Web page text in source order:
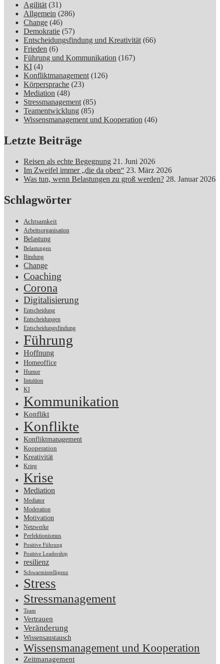
Agilität(31)
Allgemein (286)
Change (46)
Demokratie (57)
Entscheidungsfindung und Kreativität(66)
Frieden (6)
Führung und Kommunikation (167)
KI (4)
Konfliktmanagement(126)
Körpersprache (23)
Mediation (48)
Stressmanagement(85)
Teamentwicklung (85)
Wissensmanagement und Kooperation (46)
Letzte Beiträge
Reisen als echte Begegnung 21. Juni 2026
Im Zweifel immer „die da oben“ 23. März 2026
Was tun, wenn Belastungen zu groß werden? 28. Januar 2026
Schlagwörter
Achtsamkeit
Arbeitsorganisation
Belastung
Belastungen
Bindung
Change
Coaching
Corona
Digitalisierung
Entscheidung
Entscheidungen
Entscheidungsfindung
Führung
Hoffnung
Homeoffice
Humor
Intuition
KI
Kommunikation
Konflikt
Konflikte
Konfliktmanagement
Kooperation
Kreativität
Krieg
Krise
Mediation
Mediator
Moderation
Motivation
Netzwerke
Perfektionismus
Positive Führung
Positive Leadership
resilienz
Schwarmintelligenz
Stress
Stressmanagement
Team
Vertrauen
Veränderung
Wissensaustausch
Wissensmanagement und Kooperation
Zeitmanagement